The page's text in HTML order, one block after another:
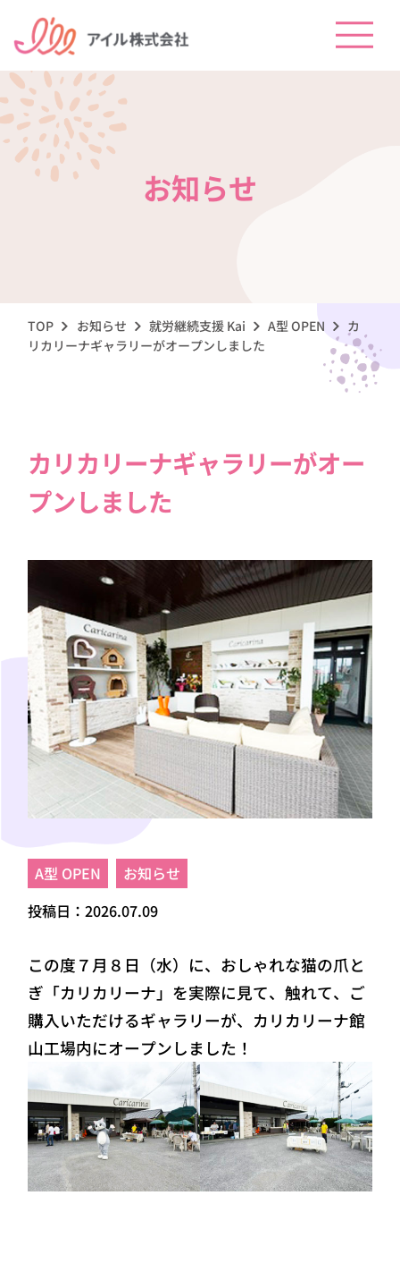
お知らせ
TOP お知らせ 就労継続支援 Kai A型 OPEN
カ
リカリーナギャラリーがオープンしました
カリカリーナギャラリーがオー
プンしました
A型 OPEN
お知らせ
投稿日：2026.07.09
この度７月８日（水）に、おしゃれな猫の爪と
ぎ「カリカリーナ」を実際に見て、触れて、ご
購入いただけるギャラリーが、カリカリーナ館
山工場内にオープンしました！